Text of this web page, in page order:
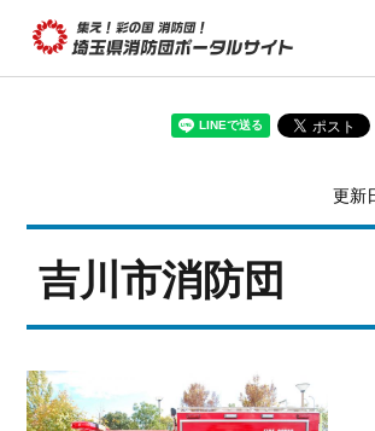
集え! 彩の国消防団!
埼玉県消防団ポー
タルサイト
更新
吉川市消防団